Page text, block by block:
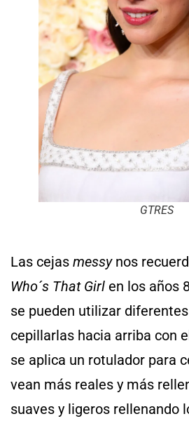
GTRES
Las cejas messynos
Who´s That Girl en los años
se pueden utilizar
cepillarlas hacia arriba con
se aplica un rotulador para
vean más reales y más
suaves y ligeros rellenando